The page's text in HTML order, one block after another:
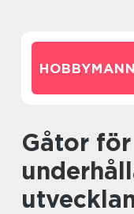
Gåtor för barn: En